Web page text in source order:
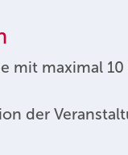
mit maximal 10
der